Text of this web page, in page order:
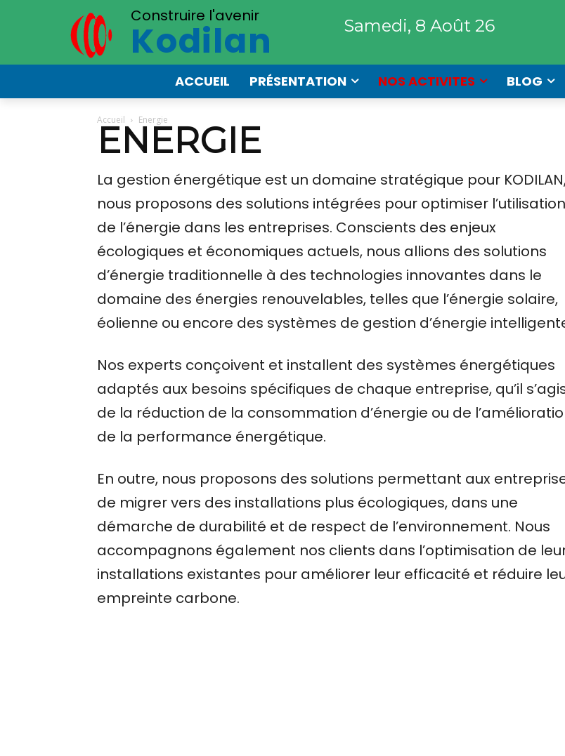
Construire l'avenir
Kodilan Samedi, 8 Août 26
ACCUEIL PRÉSENTATION NOS ACTIVITES BLOG
Accueil Energie
ENERGIE
La gestion énergétique est un domaine stratégique pour
nous proposons des solutions intégrées pour optimiser l’utilisation
de l’énergie dans les entreprises. Conscients des enjeux
écologiques et économiques actuels, nous allions des solutions
d’énergie traditionnelle à des technologies innovantes dans le
domaine des énergies renouvelables, telles que l’énergie solaire,
éolienne ou encore des systèmes de gestion d’énergie
Nos experts conçoivent et installent des systèmes énergétiques
adaptés aux besoins spécifiques de chaque entreprise, qu’il
de la réduction de la consommation d’énergie ou de
de la performance énergétique.
En outre, nous proposons des solutions permettant aux
de migrer vers des installations plus écologiques, dans une
démarche de durabilité et de respect de l’environnement. Nous
accompagnons également nos clients dans l’optimisation de
installations existantes pour améliorer leur efficacité et réduire
empreinte carbone.